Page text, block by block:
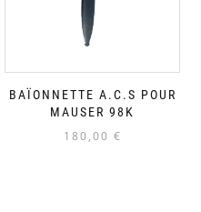
BAÏONNETTE A.C.S POUR
MAUSER 98K
180,00 €